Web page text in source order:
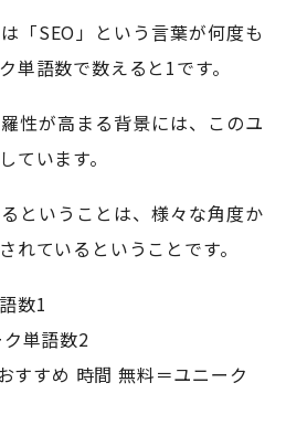
「SEO」という言葉が何度も
単語数で数えると1です。
性が高まる背景には、このユ
ています。
ということは、様々な角度か
れているということです。
数1
単語数2
すすめ 時間 無料＝ユニーク